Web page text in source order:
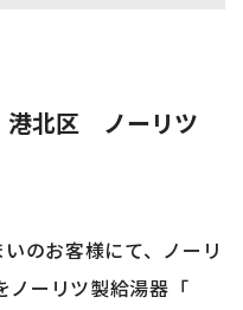
北区 ノーリツ
のお客様にて、ノーリ
ノーリツ製給湯器「